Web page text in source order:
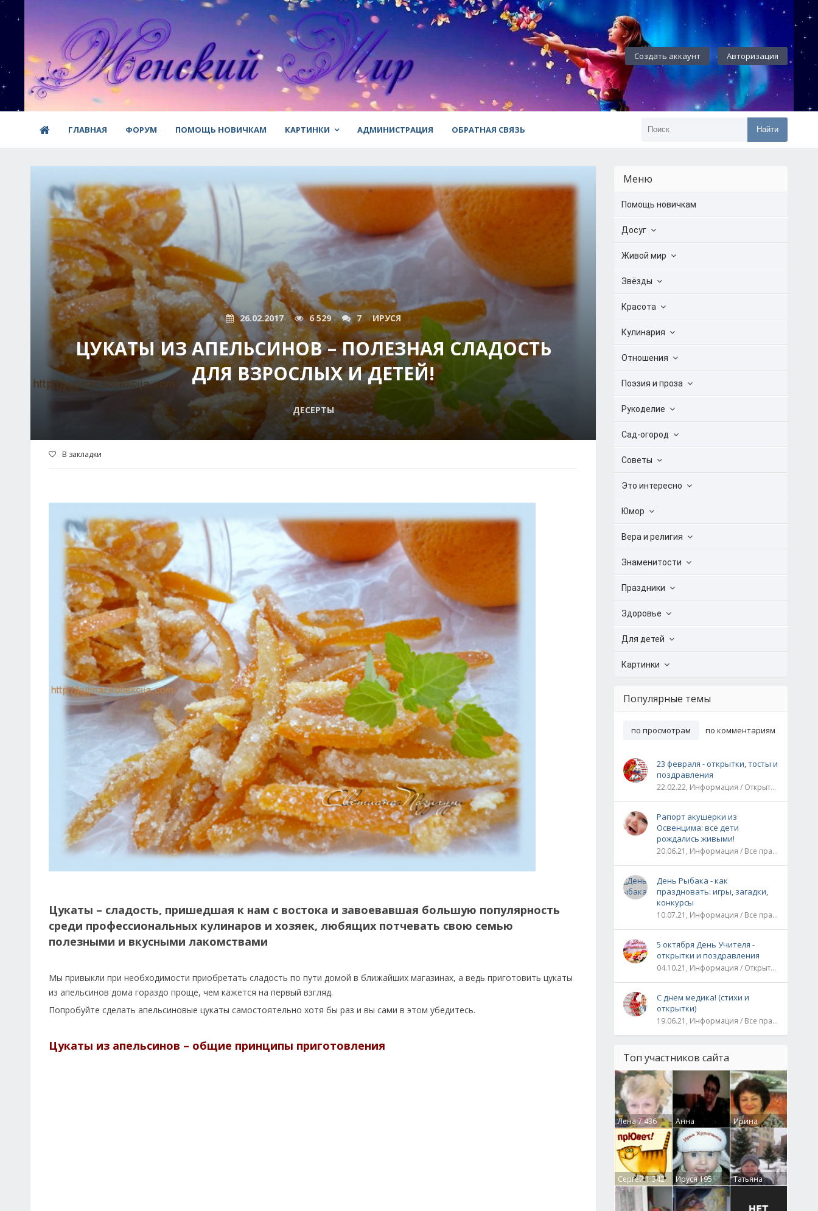
Создать аккаунт Авторизация
ГЛАВНАЯ ФОРУМ ПОМОЩЬ НОВИЧКАМ КАРТИНКИ АДМИНИСТРАЦИЯ ОБРАТНАЯ СВЯЗЬ Найти
26.02.2017 6 529 7 ИРУСЯ
ЦУКАТЫ ИЗ АПЕЛЬСИНОВ – ПОЛЕЗНАЯ СЛАДОСТЬ
ДЛЯ ВЗРОСЛЫХ И ДЕТЕЙ!
ДЕСЕРТЫ
В закладки
Цукаты – сладость, пришедшая к нам с востока и завоевавшая большую популярность
среди профессиональных кулинаров и хозяек, любящих потчевать свою семью
полезными и вкусными лакомствами
Мы привыкли при необходимости приобретать сладость по пути домой в ближайших магазинах, а ведь приготовить цукаты
из апельсинов дома гораздо проще, чем кажется на первый взгляд.
Попробуйте сделать апельсиновые цукаты самостоятельно хотя бы раз и вы сами в этом убедитесь.
Цукаты из апельсинов – общие принципы приготовления
Меню
Помощь новичкам
Досуг
Живой мир
Звёзды
Красота
Кулинария
Отношения
Поэзия и проза
Рукоделие
Сад-огород
Советы
Это интересно
Юмор
Вера и религия
Знаменитости
Праздники
Здоровье
Для детей
Картинки
Популярные темы
по просмотрам по комментариям
23 февраля - открытки, тосты и
поздравления
22.02.22, Информация / Открытки / Все праздники
Рапорт акушерки из
Освенцима: все дети
рождались живыми!
20.06.21, Информация / Все праздники / Рассказы и истории
День Рыбака - как
праздновать: игры, загадки,
конкурсы
10.07.21, Информация / Все праздники
5 октября День Учителя -
открытки и поздравления
04.10.21, Информация / Открытки / Все праздники
С днем медика! (стихи и
открытки)
19.06.21, Информация / Все праздники
Топ участников сайта
Лена7 436
Анна
Гумлевая0
Ирина
Бруцкая41
Сергей1 342 Ируся195
Татьяна
Крючкова0